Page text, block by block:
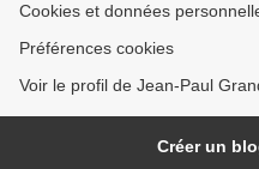
Cookies et données
Préférences cookies
Voir le profil de Jean-Paul
Créer un